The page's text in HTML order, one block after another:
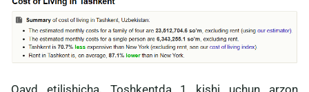
Qayd etilishicha, Toshkentda 1 kishi uchun arzon